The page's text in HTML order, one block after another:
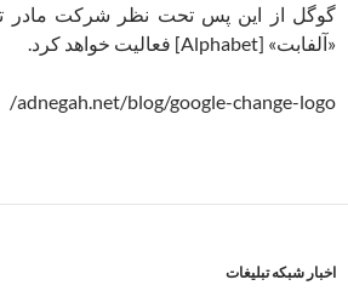
گوگل از این پس تحت نظر شرکت مادر
«آلفابت» [Alphabet] فعالیت خواهد کرد.
adnegah.net/blog/google-change-logo/
اخبار شبکه تبلیغات